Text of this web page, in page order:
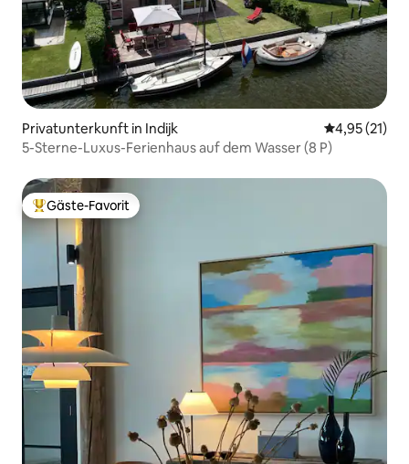
Privatunterkunft in Indijk
4,95 (21)
5-Sterne-Luxus-Ferienhaus auf dem Wasser (8 P)
Beliebter Gäste-Favorit.
Gäste-Favorit